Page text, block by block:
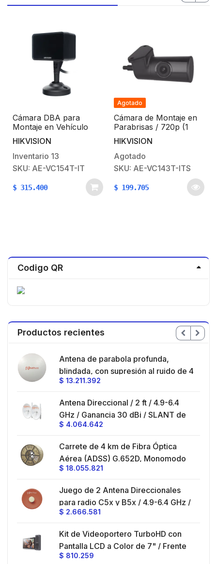
Cámara DBA para
Montaje en Vehículo
Compatible con
DASHCAM AE-DI5042-
G4
HIKVISION
Inventario 13
SKU: AE-VC154T-IT
$ 315.400
Agotado
Cámara de Montaje en
Parabrisas / 720p (1
Megapixel ) / Lente 2.1
mm / Micrófono
Integrado / Compatible
con AE-DI5042-G4
HIKVISION
Agotado
SKU: AE-VC143T-ITS
$ 199.705
Codigo QR
Productos recientes
Antena de parabola profunda,
blindada, con supresión al ruido de 4
ft, 5.9-7.2 GHz, Ganancia 36 dBi con
hasta 80 km, Conectores N-hembra,
montaje con alineación milimétrica.
$ 13.211.392
Antena Direccional / 2 ft / 4.9-6.4
GHz / Ganancia 30 dBi / SLANT de
45 ° y 90 ° / Conector N-Hembra /
Montaje y jumpers incluidos.
$ 4.064.642
Carrete de 4 km de Fibra Óptica
Aérea (ADSS) G.652D, Monomodo
de 24 Hilos, Exterior, Span 200,
$ 18.055.821
Juego de 2 Antena Direccionales
para radio C5x y B5x / 4.9-6.4 GHz /
Ganancia 27 dBi / Montaje incluido.
$ 2.666.581
Kit de Videoportero TurboHD con
Pantalla LCD a Color de 7" / Frente
de Calle para Exterior de
$ 810.259